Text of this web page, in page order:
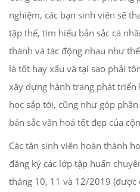
nghiệm, các bạn sinh viên sẽ
tập thể, tìm hiểu bản sắc cá
thành và tác động nhau như
là tốt hay xấu và tại sao phải
xây dựng hành trang phát
học sắp tới, cũng như góp
bản sắc văn hoá tốt đẹp của
Các tân sinh viên hoàn thành
đăng ký các lớp tập huấn
tháng 10, 11 và 12/2019 (được